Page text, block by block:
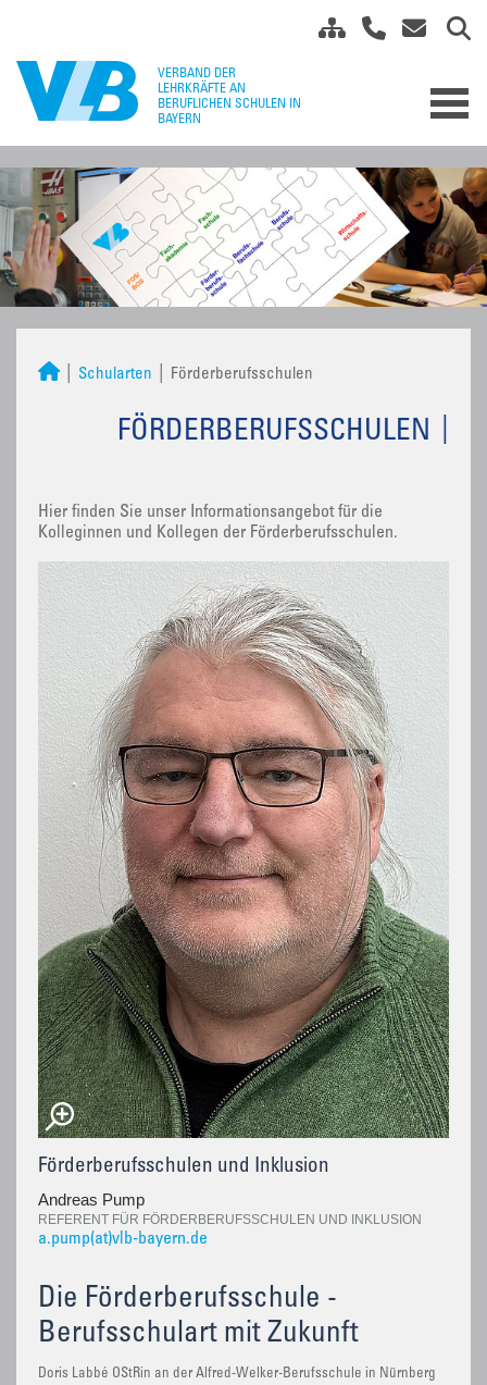
Schularten Förderberufsschulen
FÖRDERBERUFSSCHULEN
Hier finden Sie unser Informationsangebot für die
Kolleginnen und Kollegen der Förderberufsschulen.
Förderberufsschulen und Inklusion
Andreas Pump
REFERENT FÜR FÖRDERBERUFSSCHULEN UND INKLUSION
a.pump(at)vlb-bayern.de
Die Förderberufsschule -
Berufsschulart mit Zukunft
Doris Labbé OStRin an der Alfred-Welker-Berufsschule in Nürnberg